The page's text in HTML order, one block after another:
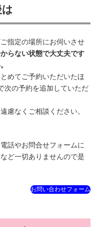
指定の場所にお伺いさせ
らない状態で大丈夫です
めてご予約いただいたほ
次の予約を追加していただ
慮なくご相談ください。
話やお問合せフォームに
ど一切ありませんので是
お問い合わせフォーム